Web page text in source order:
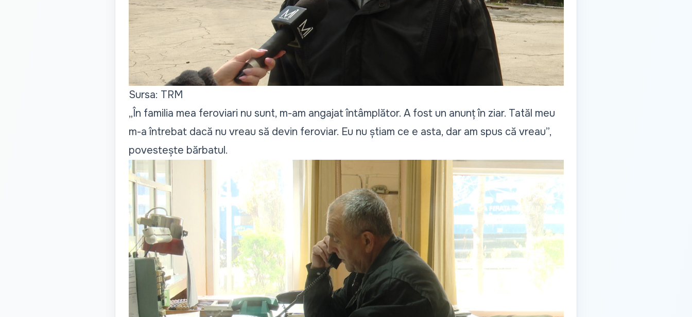
Sursa: TRM
„În familia mea feroviari nu sunt, m-am angajat întâmplător. A fost un anunț în ziar. Tatăl meu
m-a întrebat dacă nu vreau să devin feroviar. Eu nu știam ce e asta, dar am spus că vreau”,
povestește bărbatul.